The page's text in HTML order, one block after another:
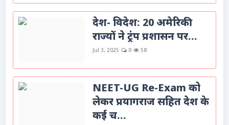
देश- विदेश: 20 अमेरिकी
राज्यों ने ट्रंप प्रशासन पर...
Jul 3, 2025 0 58
NEET-UG Re-Exam को
लेकर प्रयागराज सहित देश के
कई च...